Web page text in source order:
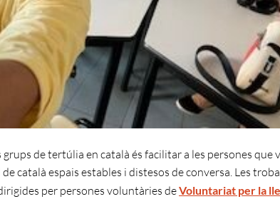
grups de tertúlia en català és facilitar a les persones que
català espais estables i distesos de conversa. Les
per persones voluntàries deVoluntariat per la